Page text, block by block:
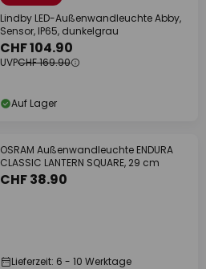
Lindby LED-Außenwandleuchte Abby,
Sensor, IP65, dunkelgrau
CHF 104.90
UVPCHF 169.90
Auf Lager
OSRAM Außenwandleuchte ENDURA
CLASSIC LANTERN SQUARE, 29 cm
CHF 38.90
Lieferzeit: 6 - 10 Werktage